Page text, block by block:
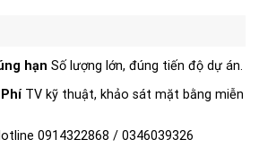
hạn Số lượng lớn, đúng tiến độ dự án.
TV kỹ thuật, khảo sát mặt bằng miễn
0914322868 / 0346039326